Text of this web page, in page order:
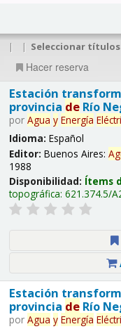
| | Seleccionar
Hacer reserva
Estación
provincia deRío
por Agua y Energía
Idioma: Español
Editor: Buenos Aires:
1988
Disponibilidad: Ítems
topográfica: 621.374.5/
Estación
provincia deRío
por Agua y Energía